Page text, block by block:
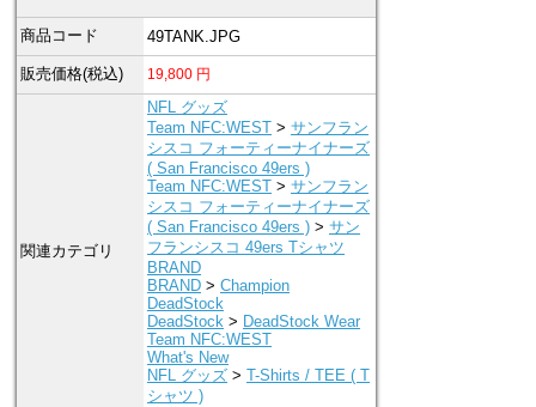
商品コード 49TANK.JPG
販売価格(税込) 19,800 円
関連カテゴリ
NFL グッズ
Team NFC:WEST >サンフラン
シスコ フォーティーナイナーズ
( San Francisco 49ers )
Team NFC:WEST >サンフラン
シスコ フォーティーナイナーズ
( San Francisco 49ers ) >サン
フランシスコ 49ers Tシャツ
BRAND
BRAND >Champion
DeadStock
DeadStock > DeadStock Wear
Team NFC:WEST
What's New
NFL グッズ >T-Shirts / TEE ( T
シャツ )